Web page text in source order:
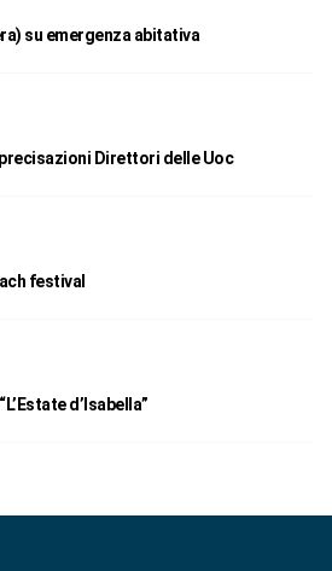
su emergenza abitativa
Direttori delle Uoc
festival
d’Isabella”